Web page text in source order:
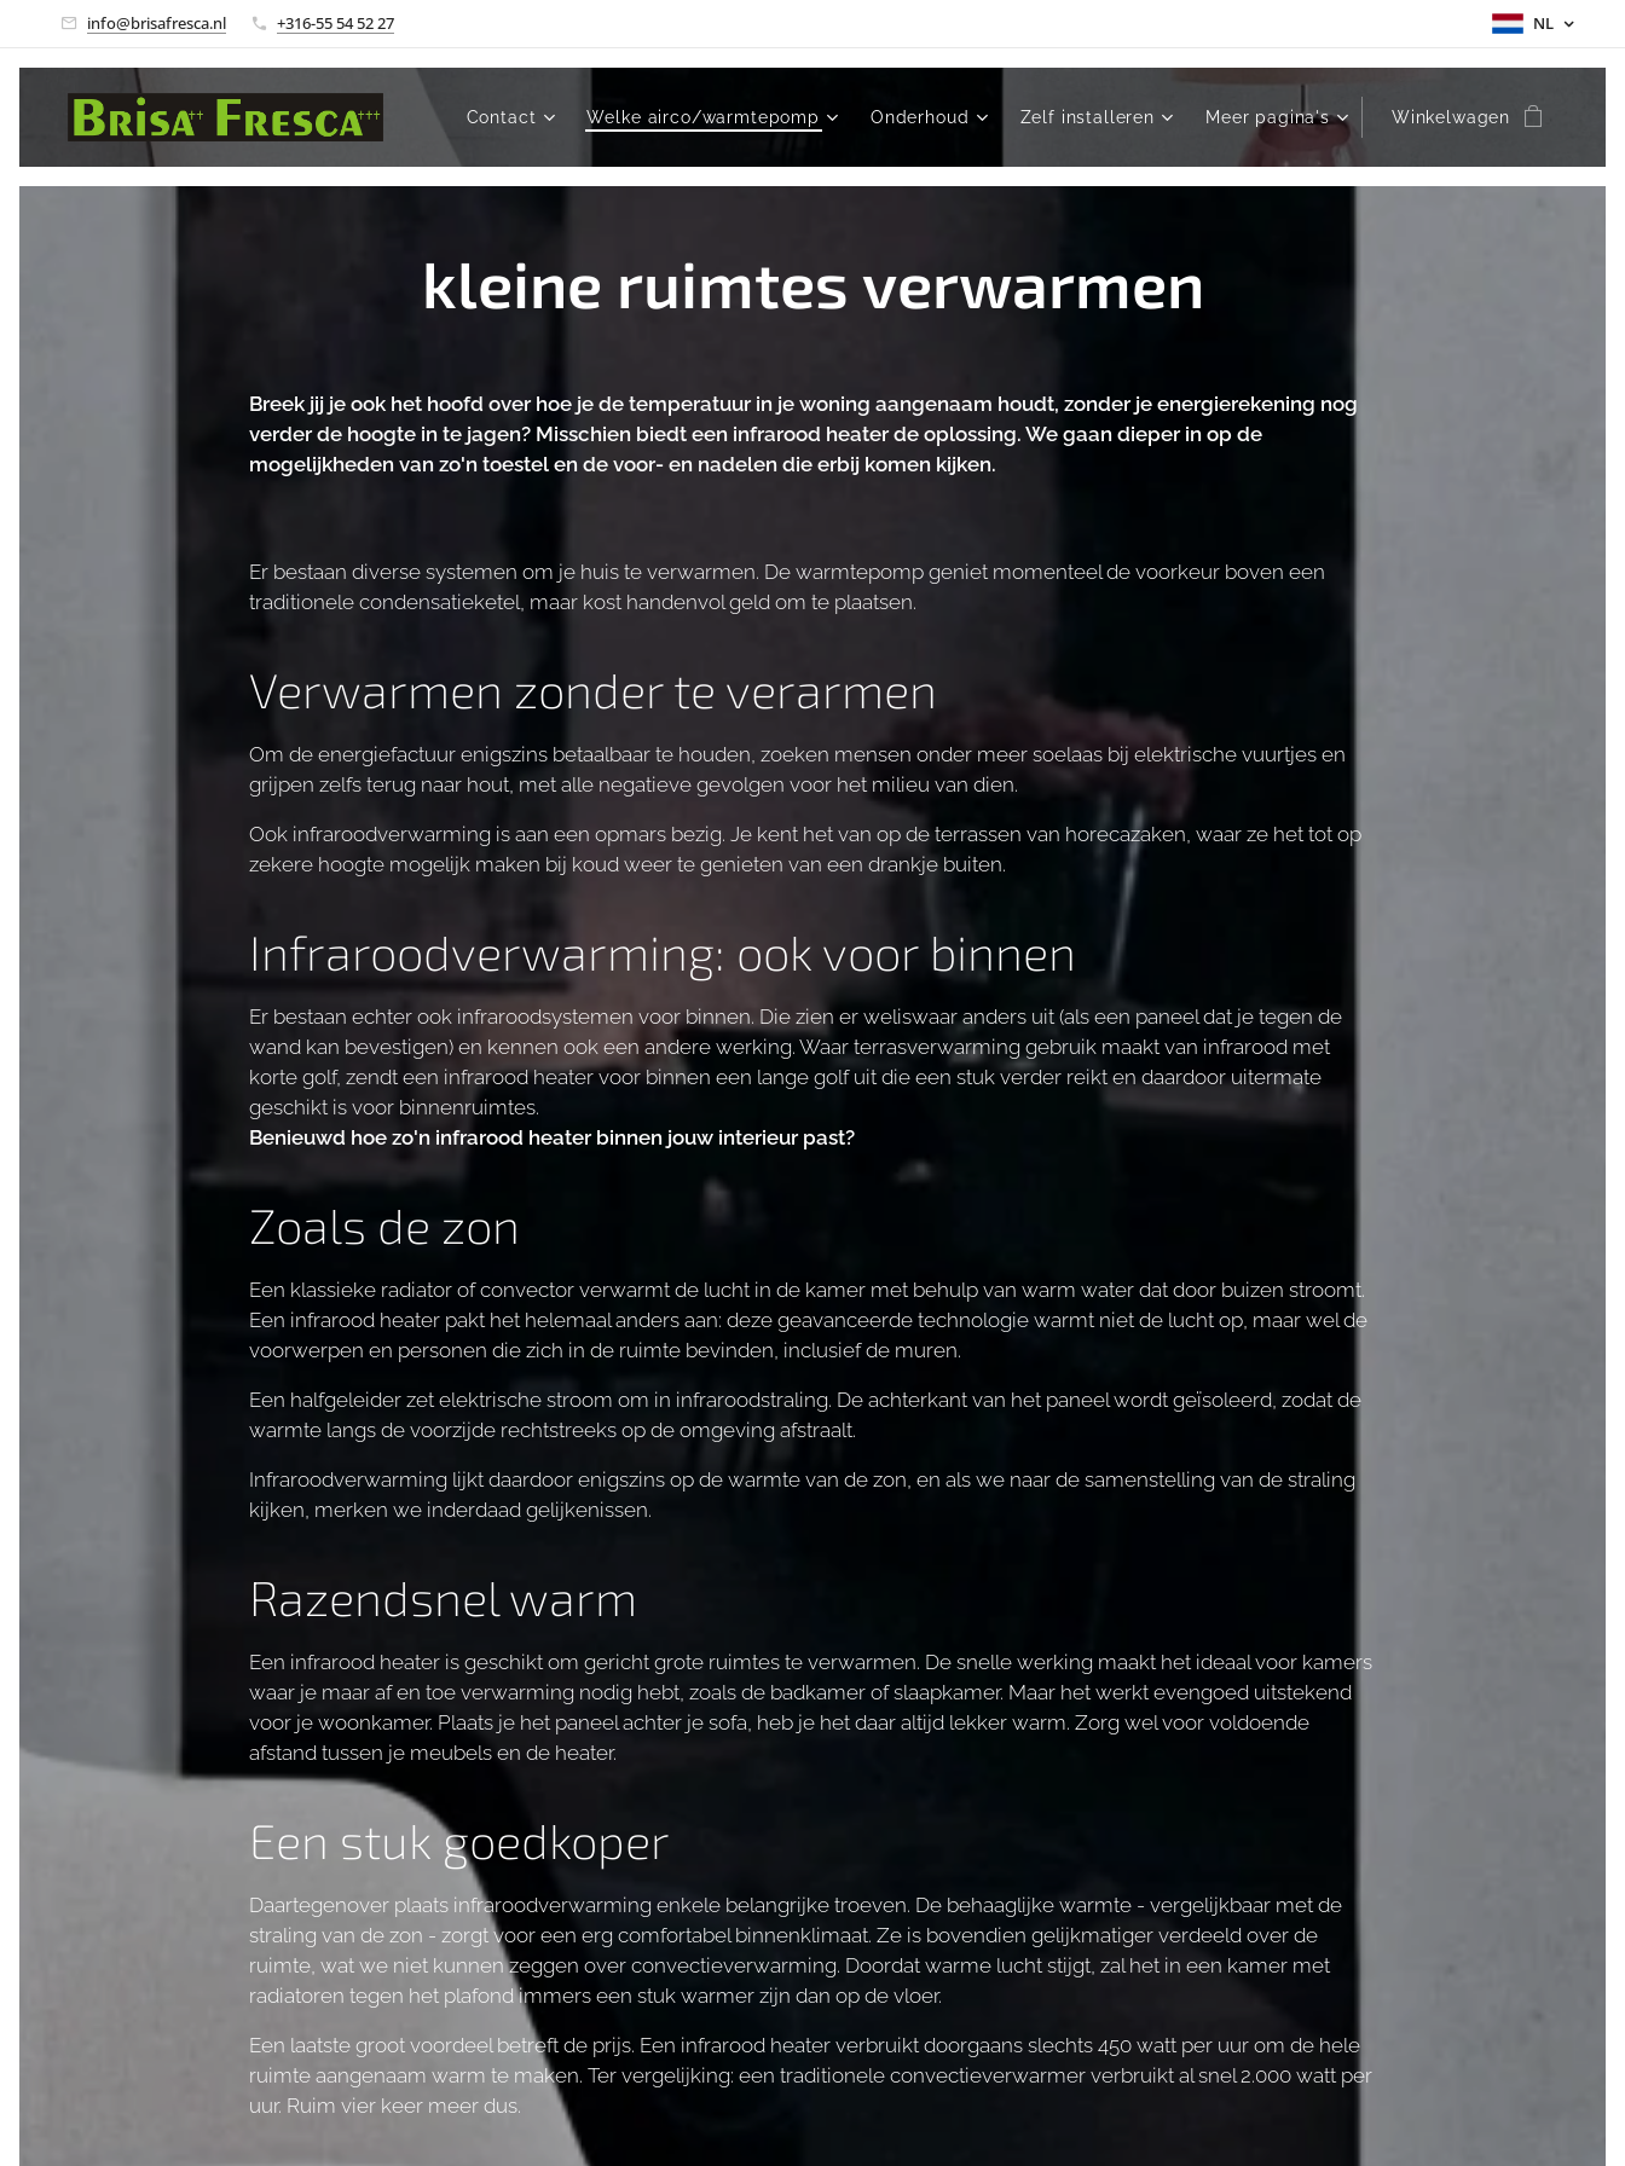
info@brisafresca.nl +316-55 54 52 27 NL
Contact Welke airco/warmtepomp Onderhoud Zelf installeren Meer pagina's Winkelwagen
kleine ruimtes verwarmen
Breek jij je ook het hoofd over hoe je de temperatuur in je woning aangenaam houdt, zonder je energierekening nog
verder de hoogte in te jagen? Misschien biedt een infrarood heater de oplossing. We gaan dieper in op de
mogelijkheden van zo'n toestel en de voor- en nadelen die erbij komen kijken.
Er bestaan diverse systemen om je huis te verwarmen. De warmtepomp geniet momenteel de voorkeur boven een
traditionele condensatieketel, maar kost handenvol geld om te plaatsen.
Verwarmen zonder te verarmen
Om de energiefactuur enigszins betaalbaar te houden, zoeken mensen onder meer soelaas bij elektrische vuurtjes en
grijpen zelfs terug naar hout, met alle negatieve gevolgen voor het milieu van dien.
Ook infraroodverwarming is aan een opmars bezig. Je kent het van op de terrassen van horecazaken, waar ze het tot op
zekere hoogte mogelijk maken bij koud weer te genieten van een drankje buiten.
Infraroodverwarming: ook voor binnen
Er bestaan echter ook infraroodsystemen voor binnen. Die zien er weliswaar anders uit (als een paneel dat je tegen de
wand kan bevestigen) en kennen ook een andere werking. Waar terrasverwarming gebruik maakt van infrarood met
korte golf, zendt een infrarood heater voor binnen een lange golf uit die een stuk verder reikt en daardoor uitermate
geschikt is voor binnenruimtes.
Benieuwd hoe zo'n infrarood heater binnen jouw interieur past?
Zoals de zon
Een klassieke radiator of convector verwarmt de lucht in de kamer met behulp van warm water dat door buizen stroomt.
Een infrarood heater pakt het helemaal anders aan: deze geavanceerde technologie warmt niet de lucht op, maar wel de
voorwerpen en personen die zich in de ruimte bevinden, inclusief de muren.
Een halfgeleider zet elektrische stroom om in infraroodstraling. De achterkant van het paneel wordt geïsoleerd, zodat de
warmte langs de voorzijde rechtstreeks op de omgeving afstraalt.
Infraroodverwarming lijkt daardoor enigszins op de warmte van de zon, en als we naar de samenstelling van de straling
kijken, merken we inderdaad gelijkenissen.
Razendsnel warm
Een infrarood heater is geschikt om gericht grote ruimtes te verwarmen. De snelle werking maakt het ideaal voor kamers
waar je maar af en toe verwarming nodig hebt, zoals de badkamer of slaapkamer. Maar het werkt evengoed uitstekend
voor je woonkamer. Plaats je het paneel achter je sofa, heb je het daar altijd lekker warm. Zorg wel voor voldoende
afstand tussen je meubels en de heater.
Een stuk goedkoper
Daartegenover plaats infraroodverwarming enkele belangrijke troeven. De behaaglijke warmte - vergelijkbaar met de
straling van de zon - zorgt voor een erg comfortabel binnenklimaat. Ze is bovendien gelijkmatiger verdeeld over de
ruimte, wat we niet kunnen zeggen over convectieverwarming. Doordat warme lucht stijgt, zal het in een kamer met
radiatoren tegen het plafond immers een stuk warmer zijn dan op de vloer.
Een laatste groot voordeel betreft de prijs. Een infrarood heater verbruikt doorgaans slechts 450 watt per uur om de hele
ruimte aangenaam warm te maken. Ter vergelijking: een traditionele convectieverwarmer verbruikt al snel 2.000 watt per
uur. Ruim vier keer meer dus.